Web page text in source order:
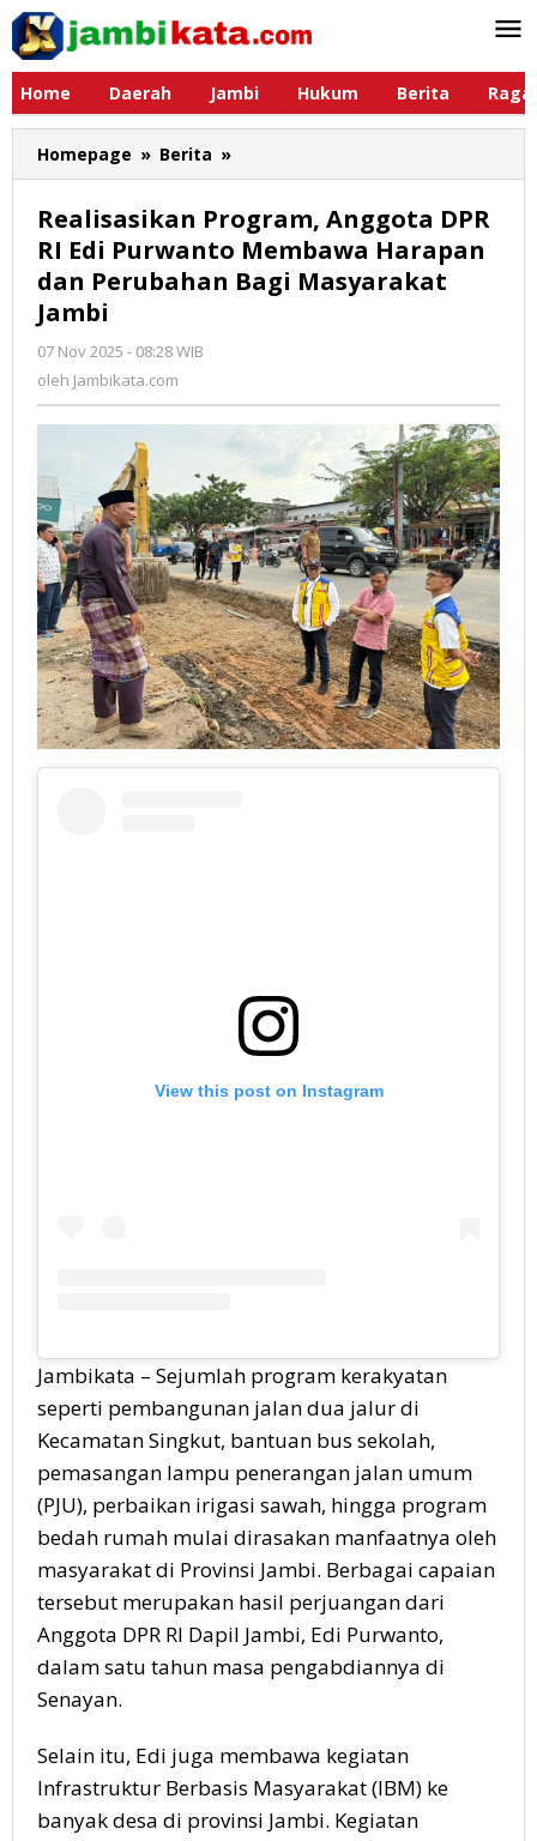
Lewati
konten
Home
Daerah Jambi Hukum Berita
Homepage » Berita »
Program,
DPR
RI
Edi
Perubahan
Bagi
Masyarakat
Jambi
Realisasikan Program, Anggota DPR
RI Edi Purwanto Membawa Harapan
dan Perubahan Bagi Masyarakat
Jambi
07 Nov 2025 - 08:28 WIB
oleh Jambikata.com
View this post on Instagram
Jambikata – Sejumlah program kerakyatan
seperti pembangunan jalan dua jalur di
Kecamatan Singkut, bantuan bus sekolah,
pemasangan lampu penerangan jalan umum
(PJU), perbaikan irigasi sawah, hingga program
bedah rumah mulai dirasakan manfaatnya oleh
masyarakat di Provinsi Jambi. Berbagai capaian
tersebut merupakan hasil perjuangan dari
Anggota DPR RI Dapil Jambi, Edi Purwanto,
dalam satu tahun masa pengabdiannya di
Senayan.
Selain itu, Edi juga membawa kegiatan
Infrastruktur Berbasis Masyarakat (IBM) ke
banyak desa di provinsi Jambi. Kegiatan